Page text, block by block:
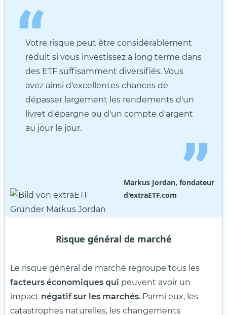
Markus Jordan, fondateur
d'extraETF.com
Votre risque peut être considérablement
réduit si vous investissez à long terme dans
des ETF suffisamment diversifiés. Vous
avez ainsi d'excellentes chances de
dépasser largement les rendements d'un
livret d'épargne ou d'un compte d'argent
au jour le jour.
Risque général de marché
Le risque général de marché regroupe tous les
facteurs économiques qui peuvent avoir un
impact négatif sur les marchés. Parmi eux, les
catastrophes naturelles, les changements